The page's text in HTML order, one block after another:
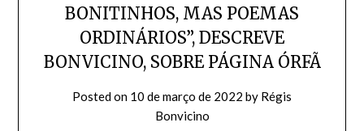
BONITINHOS, MAS POEMAS
ORDINÁRIOS”, DESCREVE
BONVICINO, SOBRE PÁGINA ÓRFÃ
Posted on 10 de março de 2022 by Régis
Bonvicino